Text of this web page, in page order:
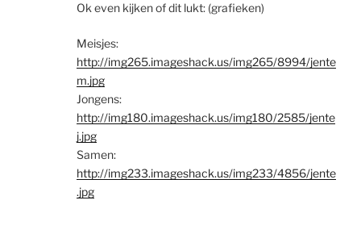
Ok even kijken of dit lukt: (grafieken)
Meisjes:
http://img265.imageshack.us/img265/8994/jente
m.jpg
Jongens:
http://img180.imageshack.us/img180/2585/jente
j.jpg
Samen:
http://img233.imageshack.us/img233/4856/jente
.jpg